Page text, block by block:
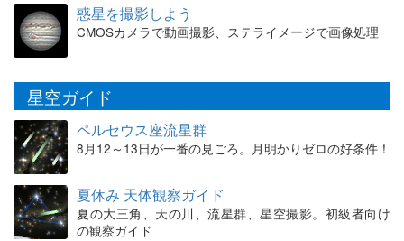
惑星を撮影しよう
CMOSカメラで動画撮影、ステライメージで画像処理
星空ガイド
ペルセウス座流星群
8月12～13日が一番の見ごろ。月明かりゼロの好条件！
夏休み 天体観察ガイド
夏の大三角、天の川、流星群、星空撮影。初級者向け
の観察ガイド